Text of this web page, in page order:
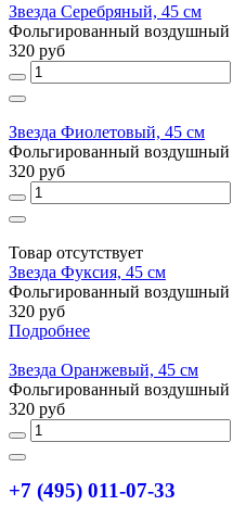
Звезда Серебряный, 45 см
Фольгированный воздушный
320 руб
Звезда Фиолетовый, 45 см
Фольгированный воздушный
320 руб
Товар отсутствует
Звезда Фуксия, 45 см
Фольгированный воздушный
320 руб
Подробнее
Звезда Оранжевый, 45 см
Фольгированный воздушный
320 руб
+7 (495) 011-07-33